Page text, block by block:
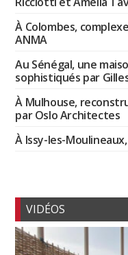
À Colombes,
ANMA
Au Sénégal, une
sophistiqués par
À Mulhouse,
par Oslo Architectes
À Issy-les-
VIDÉOS